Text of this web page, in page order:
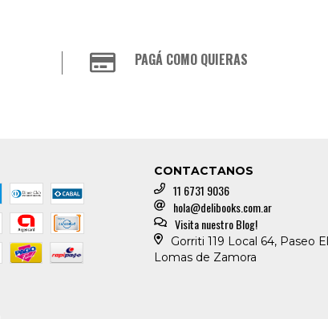
PAGÁ COMO QUIERAS
CONTACTANOS
11 6731 9036
hola@delibooks.com.ar
Visita nuestro Blog!
Gorriti 119 Local 64, Paseo
Lomas de Zamora